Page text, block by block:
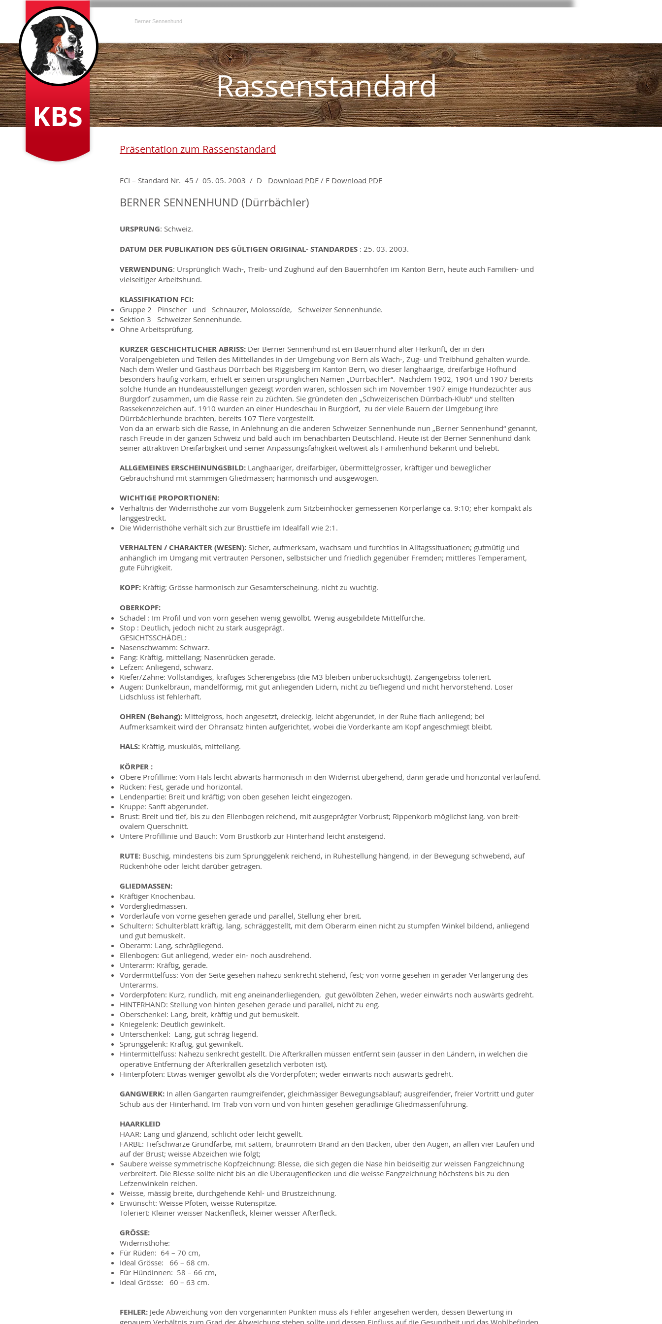
Berner Sennenhund
Rassenstandard
Präsentation zum Rassenstandard
FCI – Standard Nr. 45 / 05. 05. 2003 / D Download PDF / F Download PDF
BERNER SENNENHUND (Dürrbächler)
URSPRUNG: Schweiz.
DATUM DER PUBLIKATION DES GÜLTIGEN ORIGINAL- STANDARDES : 25. 03. 2003.
VERWENDUNG: Ursprünglich Wach-, Treib- und Zughund auf den Bauernhöfen im Kanton Bern, heute auch Familien- und
vielseitiger Arbeitshund.
KLASSIFIKATION FCI:
Gruppe 2 Pinscher und Schnauzer, Molossoïde, Schweizer Sennenhunde.
Sektion 3 Schweizer Sennenhunde.
Ohne Arbeitsprüfung.
KURZER GESCHICHTLICHER ABRISS: Der Berner Sennenhund ist ein Bauernhund alter Herkunft, der in den
Voralpengebieten und Teilen des Mittellandes in der Umgebung von Bern als Wach-, Zug- und Treibhund gehalten wurde.
Nach dem Weiler und Gasthaus Dürrbach bei Riggisberg im Kanton Bern, wo dieser langhaarige, dreifarbige Hofhund
besonders häufig vorkam, erhielt er seinen ursprünglichen Namen „Dürrbächler“. Nachdem 1902, 1904 und 1907 bereits
solche Hunde an Hundeausstellungen gezeigt worden waren, schlossen sich im November 1907 einige Hundezüchter aus
Burgdorf zusammen, um die Rasse rein zu züchten. Sie gründeten den „Schweizerischen Dürrbach-Klub“ und stellten
Rassekennzeichen auf. 1910 wurden an einer Hundeschau in Burgdorf, zu der viele Bauern der Umgebung ihre
Dürrbächlerhunde brachten, bereits 107 Tiere vorgestellt.
Von da an erwarb sich die Rasse, in Anlehnung an die anderen Schweizer Sennenhunde nun „Berner Sennenhund“ genannt,
rasch Freude in der ganzen Schweiz und bald auch im benachbarten Deutschland. Heute ist der Berner Sennenhund dank
seiner attraktiven Dreifarbigkeit und seiner Anpassungsfähigkeit weltweit als Familienhund bekannt und beliebt.
ALLGEMEINES ERSCHEINUNGSBILD: Langhaariger, dreifarbiger, übermittelgrosser, kräftiger und beweglicher
Gebrauchshund mit stämmigen Gliedmassen; harmonisch und ausgewogen.
WICHTIGE PROPORTIONEN:
Verhältnis der Widerristhöhe zur vom Buggelenk zum Sitzbeinhöcker gemessenen Körperlänge ca. 9:10; eher kompakt als
langgestreckt.
Die Widerristhöhe verhält sich zur Brusttiefe im Idealfall wie 2:1.
VERHALTEN / CHARAKTER (WESEN): Sicher, aufmerksam, wachsam und furchtlos in Alltagssituationen; gutmütig und
anhänglich im Umgang mit vertrauten Personen, selbstsicher und friedlich gegenüber Fremden; mittleres Temperament,
gute Führigkeit.
KOPF: Kräftig; Grösse harmonisch zur Gesamterscheinung, nicht zu wuchtig.
OBERKOPF:
Schädel : Im Profil und von vorn gesehen wenig gewölbt. Wenig ausgebildete Mittelfurche.
Stop : Deutlich, jedoch nicht zu stark ausgeprägt.
GESICHTSSCHÄDEL:
Nasenschwamm: Schwarz.
Fang: Kräftig, mittellang; Nasenrücken gerade.
Lefzen: Anliegend, schwarz.
Kiefer/Zähne: Vollständiges, kräftiges Scherengebiss (die M3 bleiben unberücksichtigt). Zangengebiss toleriert.
Augen: Dunkelbraun, mandelförmig, mit gut anliegenden Lidern, nicht zu tiefliegend und nicht hervorstehend. Loser
Lidschluss ist fehlerhaft.
OHREN (Behang): Mittelgross, hoch angesetzt, dreieckig, leicht abgerundet, in der Ruhe flach anliegend; bei
Aufmerksamkeit wird der Ohransatz hinten aufgerichtet, wobei die Vorderkante am Kopf angeschmiegt bleibt.
HALS: Kräftig, muskulös, mittellang.
KÖRPER :
Obere Profillinie: Vom Hals leicht abwärts harmonisch in den Widerrist übergehend, dann gerade und horizontal verlaufend.
Rücken: Fest, gerade und horizontal.
Lendenpartie: Breit und kräftig; von oben gesehen leicht eingezogen.
Kruppe: Sanft abgerundet.
Brust: Breit und tief, bis zu den Ellenbogen reichend, mit ausgeprägter Vorbrust; Rippenkorb möglichst lang, von breit-
ovalem Querschnitt.
Untere Profillinie und Bauch: Vom Brustkorb zur Hinterhand leicht ansteigend.
RUTE: Buschig, mindestens bis zum Sprunggelenk reichend, in Ruhestellung hängend, in der Bewegung schwebend, auf
Rückenhöhe oder leicht darüber getragen.
GLIEDMASSEN:
Kräftiger Knochenbau.
Vordergliedmassen.
Vorderläufe von vorne gesehen gerade und parallel, Stellung eher breit.
Schultern: Schulterblatt kräftig, lang, schräggestellt, mit dem Oberarm einen nicht zu stumpfen Winkel bildend, anliegend
und gut bemuskelt.
Oberarm: Lang, schrägliegend.
Ellenbogen: Gut anliegend, weder ein- noch ausdrehend.
Unterarm: Kräftig, gerade.
Vordermittelfuss: Von der Seite gesehen nahezu senkrecht stehend, fest; von vorne gesehen in gerader Verlängerung des
Unterarms.
Vorderpfoten: Kurz, rundlich, mit eng aneinanderliegenden, gut gewölbten Zehen, weder einwärts noch auswärts gedreht.
HINTERHAND: Stellung von hinten gesehen gerade und parallel, nicht zu eng.
Oberschenkel: Lang, breit, kräftig und gut bemuskelt.
Kniegelenk: Deutlich gewinkelt.
Unterschenkel: Lang, gut schräg liegend.
Sprunggelenk: Kräftig, gut gewinkelt.
Hintermittelfuss: Nahezu senkrecht gestellt. Die Afterkrallen müssen entfernt sein (ausser in den Ländern, in welchen die
operative Entfernung der Afterkrallen gesetzlich verboten ist).
Hinterpfoten: Etwas weniger gewölbt als die Vorderpfoten; weder einwärts noch auswärts gedreht.
GANGWERK: In allen Gangarten raumgreifender, gleichmässiger Bewegungsablauf; ausgreifender, freier Vortritt und guter
Schub aus der Hinterhand. Im Trab von vorn und von hinten gesehen geradlinige Gliedmassenführung.
HAARKLEID
HAAR: Lang und glänzend, schlicht oder leicht gewellt.
FARBE: Tiefschwarze Grundfarbe, mit sattem, braunrotem Brand an den Backen, über den Augen, an allen vier Läufen und
auf der Brust; weisse Abzeichen wie folgt;
Saubere weisse symmetrische Kopfzeichnung: Blesse, die sich gegen die Nase hin beidseitig zur weissen Fangzeichnung
verbreitert. Die Blesse sollte nicht bis an die Überaugenflecken und die weisse Fangzeichnung höchstens bis zu den
Lefzenwinkeln reichen.
Weisse, mässig breite, durchgehende Kehl- und Brustzeichnung.
Erwünscht: Weisse Pfoten, weisse Rutenspitze.
Toleriert: Kleiner weisser Nackenfleck, kleiner weisser Afterfleck.
GRÖSSE:
Widerristhöhe:
Für Rüden: 64 – 70 cm,
Ideal Grösse: 66 – 68 cm.
Für Hündinnen: 58 – 66 cm,
Ideal Grösse: 60 – 63 cm.
FEHLER: Jede Abweichung von den vorgenannten Punkten muss als Fehler angesehen werden, dessen Bewertung in
genauem Verhältnis zum Grad der Abweichung stehen sollte und dessen Einfluss auf die Gesundheit und das Wohlbefinden